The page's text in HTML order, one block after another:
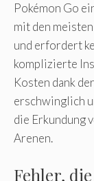
Pokémon Go
mit den
und erfordert
komplizierte
Kosten dank
erschwinglich
die Erkundung
Arenen.
Fehler,